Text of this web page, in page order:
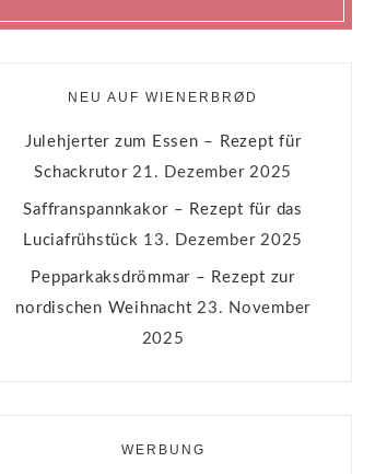
NEU AUF WIENERBRØD
Julehjerter zum Essen – Rezept für
Schackrutor 21. Dezember 2025
Saffranspannkakor – Rezept für das
Luciafrühstück 13. Dezember 2025
Pepparkaksdrömmar – Rezept zur
nordischen Weihnacht 23. November
2025
WERBUNG